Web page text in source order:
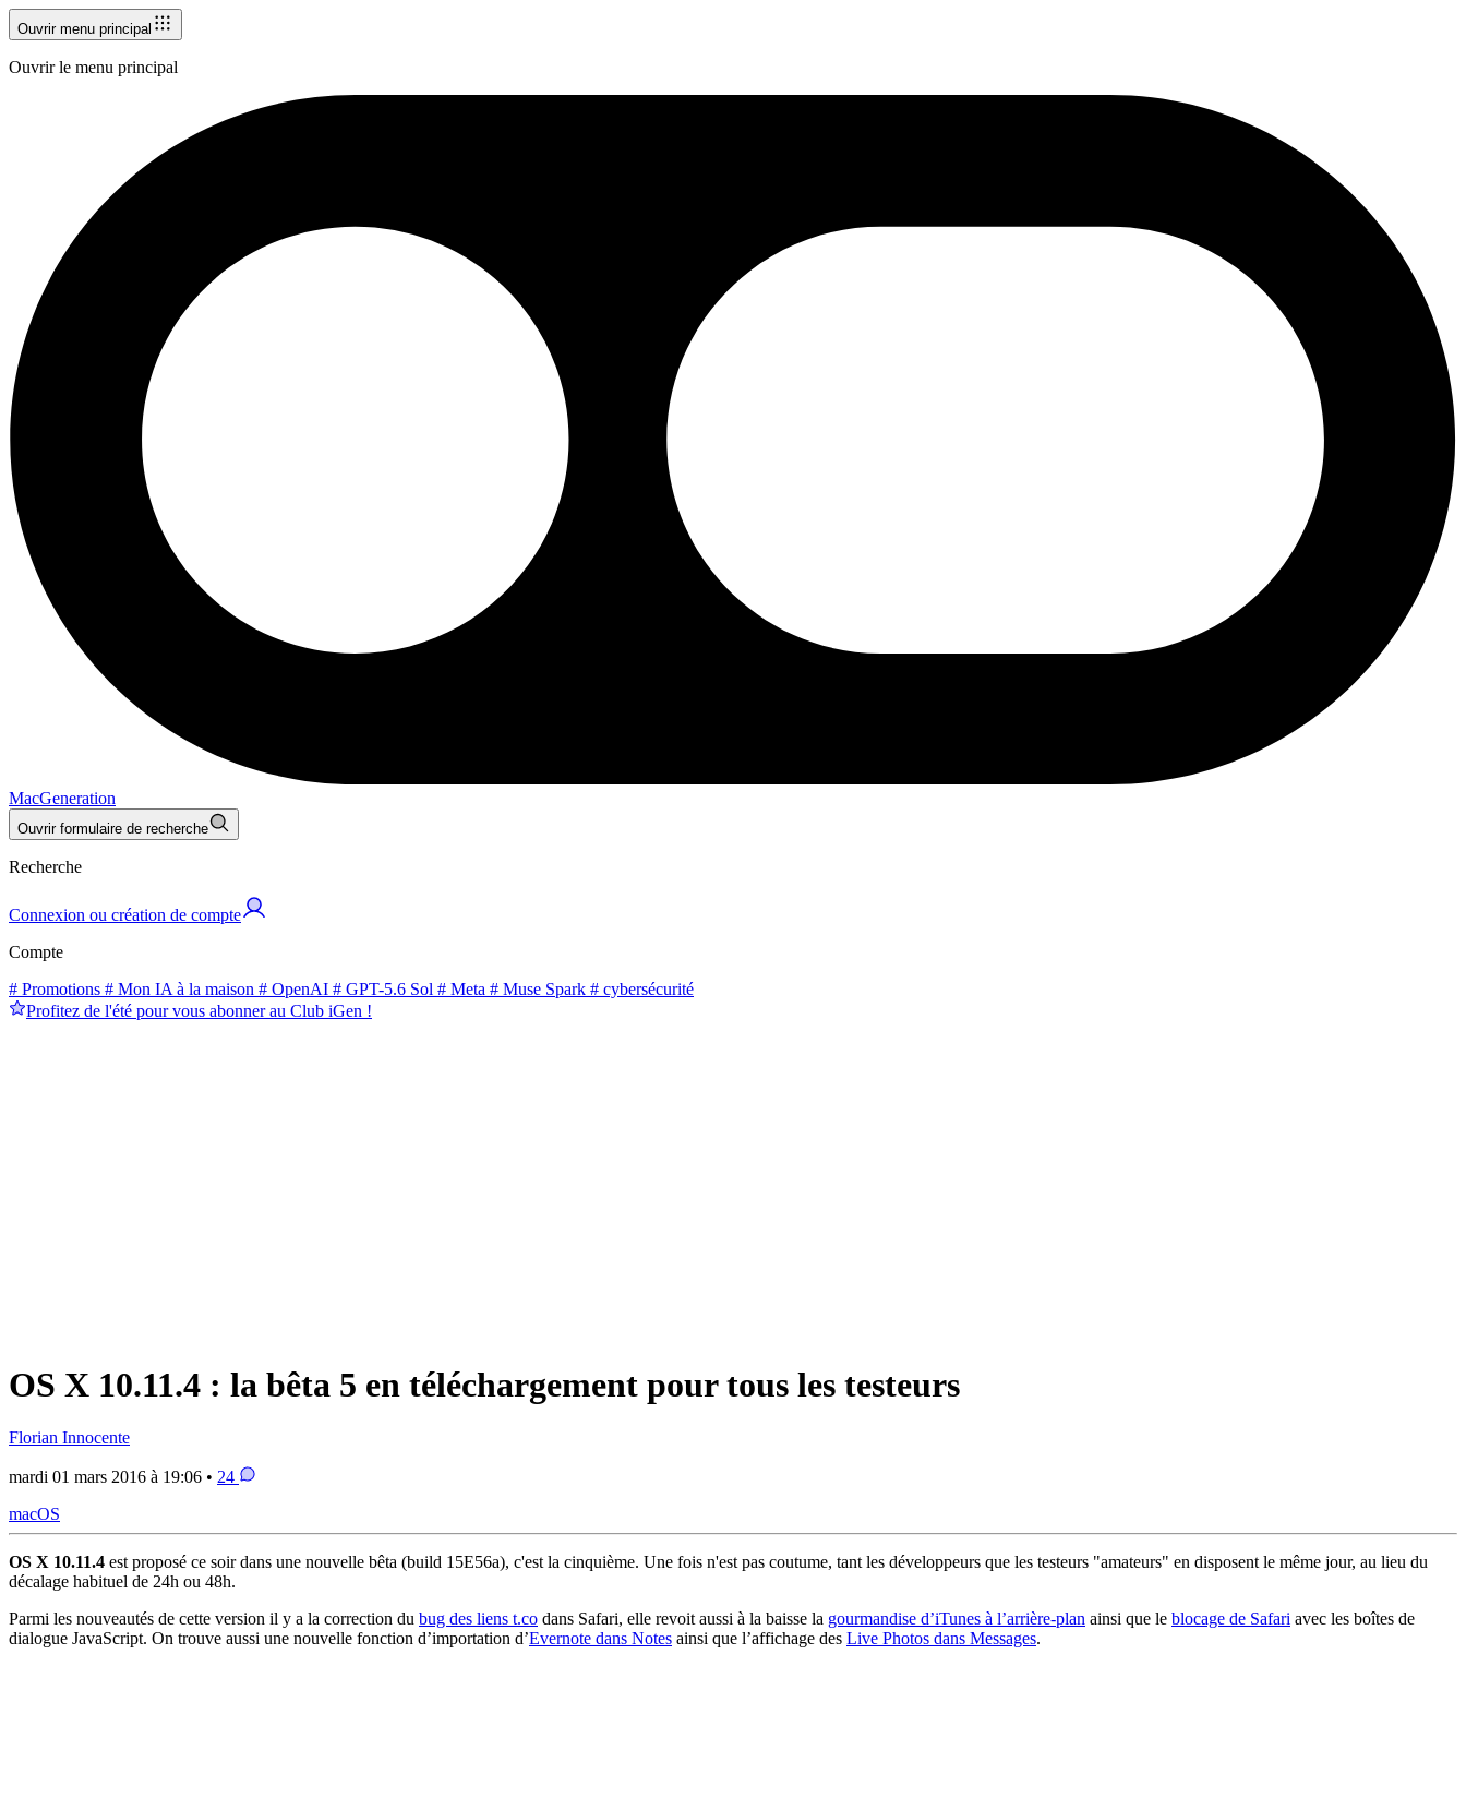
Ouvrir menu principal
Ouvrir le menu principal
MacGeneration
Ouvrir formulaire de recherche
Recherche
Connexion ou création de compte
Compte
# Promotions # Mon IA à la maison # OpenAI # GPT-5.6 Sol # Meta # Muse Spark # cybersécurité
Profitez de l'été pour vous abonner au Club iGen !
OS X 10.11.4 : la bêta 5 en téléchargement pour tous les testeurs
Florian Innocente
mardi 01 mars 2016 à 19:06 • 24
macOS
OS X 10.11.4 est proposé ce soir dans une nouvelle bêta (build 15E56a), c'est la cinquième. Une fois n'est pas coutume, tant les développeurs que les testeurs "amateurs" en disposent le même jour, au lieu du
décalage habituel de 24h ou 48h.
Parmi les nouveautés de cette version il y a la correction du bug des liens t.co dans Safari, elle revoit aussi à la baisse la gourmandise d’iTunes à l’arrière-plan ainsi que le blocage de Safari avec les boîtes de
dialogue JavaScript. On trouve aussi une nouvelle fonction d’importation d’Evernote dans Notes ainsi que l’affichage des Live Photos dans Messages.